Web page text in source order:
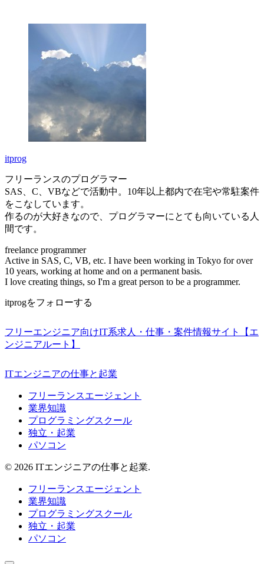
itprog
フリーランスのプログラマー
SAS、C、VBなどで活動中。10年以上都内で在宅や常駐案件
をこなしています。
作るのが大好きなので、プログラマーにとても向いている人
間です。
freelance programmer
Active in SAS, C, VB, etc. I have been working in Tokyo for over
10 years, working at home and on a permanent basis.
I love creating things, so I'm a great person to be a programmer.
itprogをフォローする
フリーエンジニア向けIT系求人・仕事・案件情報サイト【エ
ンジニアルート】
ITエンジニアの仕事と起業
フリーランスエージェント
業界知識
プログラミングスクール
独立・起業
パソコン
© 2026 ITエンジニアの仕事と起業.
フリーランスエージェント
業界知識
プログラミングスクール
独立・起業
パソコン